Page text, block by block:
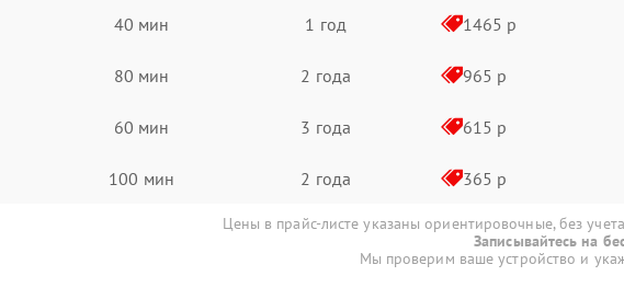
40 мин 1 год 1465 р
80 мин 2 года 965 р
60 мин 3 года 615 р
100 мин 2 года 365 р
Цены в прайс-листе указаны ориентировочные, без
Записывайтесь на
Мы проверим ваше устройство и